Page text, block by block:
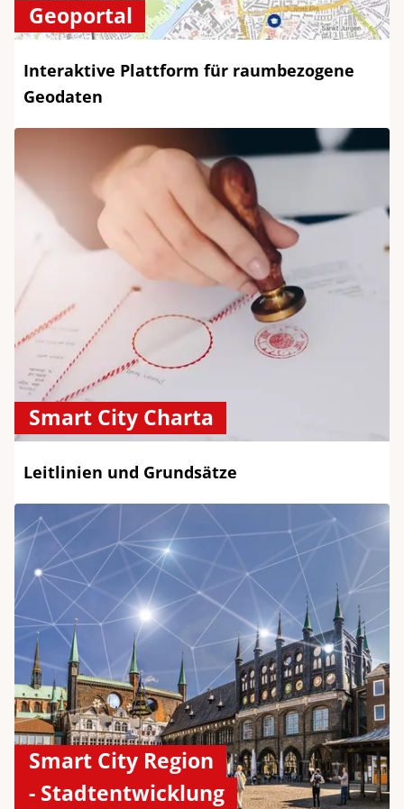
Geoportal
Interaktive Plattform für raumbezogene
Geodaten
Smart City Charta
Leitlinien und Grundsätze
Smart City Region
- Stadtentwicklung